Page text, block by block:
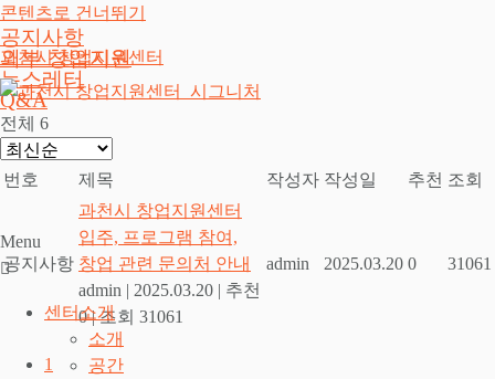
콘텐츠로 건너뛰기
과천시 창업지원센터
Menu
센터소개
소개
공간
공지사항
외부 창업지원
뉴스레터
Q&A
전체 6
번호 제목 작성자 작성일 추천 조회
공지사항
과천시 창업지원센터
입주, 프로그램 참여,
창업 관련 문의처 안내
admin | 2025.03.20 | 추천
0 | 조회 31061
admin 2025.03.20 0 31061
1